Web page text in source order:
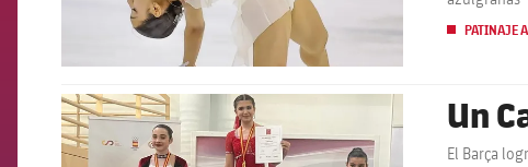
PATINAJE
FCB Barcelona badge Un
El Barça